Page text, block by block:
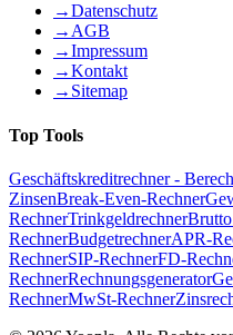
→Datenschutz
→ AGB
→Impressum
→Kontakt
→ Sitemap
Top Tools
Geschäftskreditrechner -
ZinsenBreak-Even-Rechner
RechnerTrinkgeldrechner
RechnerBudgetrechnerAPR-
RechnerSIP-RechnerFD-
RechnerRechnungsgenerator
RechnerMwSt-Rechner